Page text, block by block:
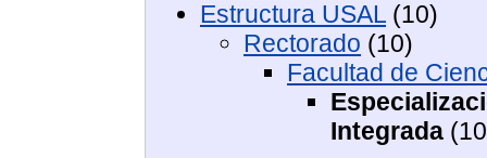
Estructura USAL (10)
Rectorado (10)
Facultad de
Integrada